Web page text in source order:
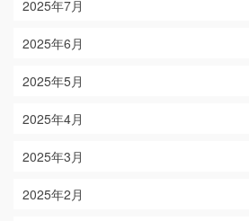
2025年7月
2025年6月
2025年5月
2025年4月
2025年3月
2025年2月